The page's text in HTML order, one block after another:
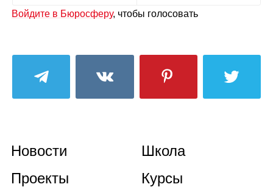
Войдите в Бюросферу, чтобы голосовать
Новости
Проекты
Школа
Курсы